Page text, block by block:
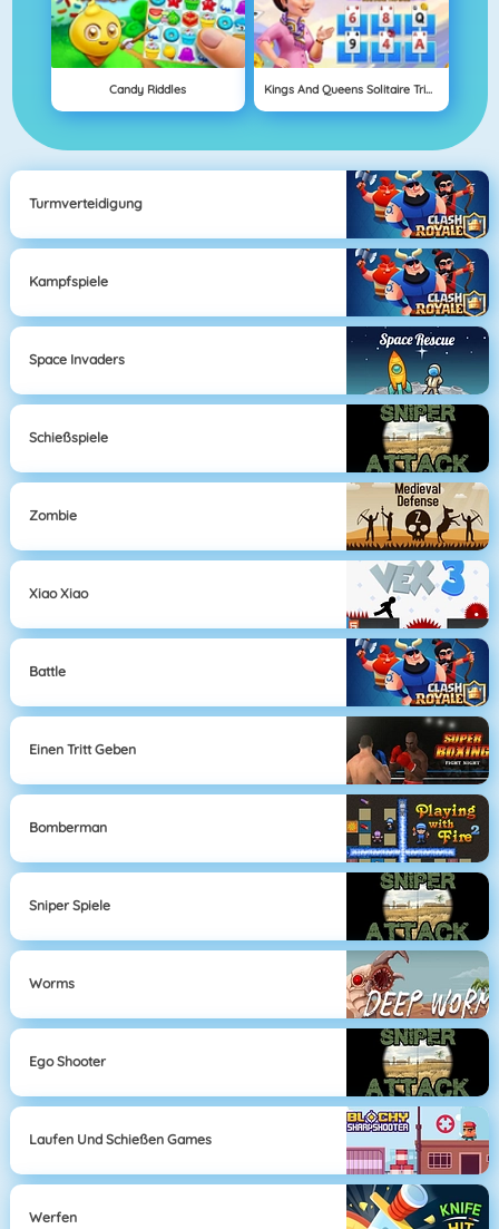
Candy Riddles Kings And Queens Solitaire Tripeaks
Turmverteidigung
Kampfspiele
Space Invaders
Schießspiele
Zombie
Xiao Xiao
Battle
Einen Tritt Geben
Bomberman
Sniper Spiele
Worms
Ego Shooter
Laufen Und Schießen Games
Werfen